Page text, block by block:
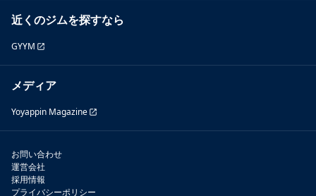
近くのジムを探すなら
GYYM
メディア
Yoyappin Magazine
お問い合わせ
運営会社
採用情報
プライバシーポリシー